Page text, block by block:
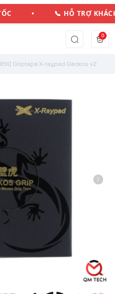
TỐC • 📞 HỖ TRỢ
0
Griptape X-raypad Geckos v2